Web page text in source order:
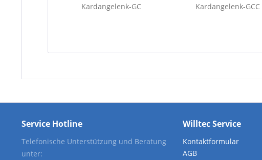
Kardangelenk-GC Kardangelenk-GCC
Service Hotline
Telefonische Unterstützung und Beratung
unter:
Willtec Service
Kontaktformular
AGB